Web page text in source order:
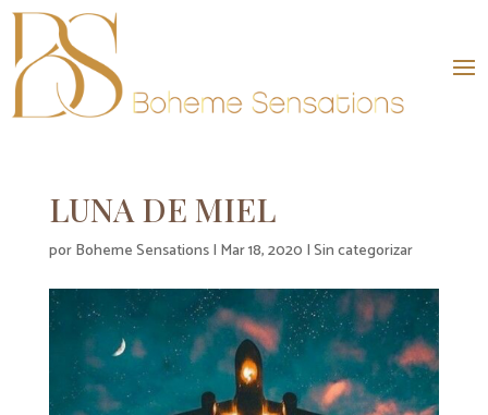
LUNA DE MIEL
porBoheme Sensations| Mar 18, 2020 |Sin categorizar